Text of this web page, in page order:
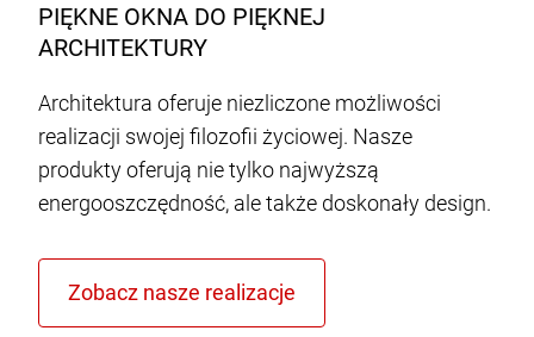
PIĘKNE OKNA DO PIĘKNEJ
ARCHITEKTURY
Architektura oferuje niezliczone możliwości
realizacji swojej filozofii życiowej. Nasze
produkty oferują nie tylko najwyższą
energooszczędność, ale także doskonały design.